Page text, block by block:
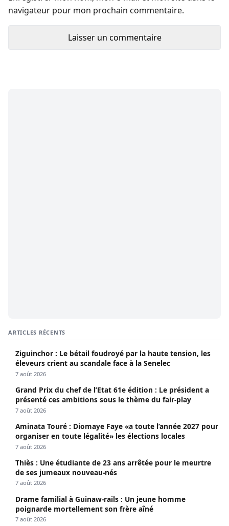
navigateur pour mon prochain commentaire.
ARTICLES RÉCENTS
Ziguinchor : Le bétail foudroyé par la haute tension, les
éleveurs crient au scandale face à la Senelec
7 août 2026
Grand Prix du chef de l’Etat 61e édition : Le président a
présenté ces ambitions sous le thème du fair-play
7 août 2026
Aminata Touré : Diomaye Faye «a toute l’année 2027 pour
organiser en toute légalité» les élections locales
7 août 2026
Thiès : Une étudiante de 23 ans arrêtée pour le meurtre
de ses jumeaux nouveau-nés
7 août 2026
Drame familial à Guinaw-rails : Un jeune homme
poignarde mortellement son frère aîné
7 août 2026